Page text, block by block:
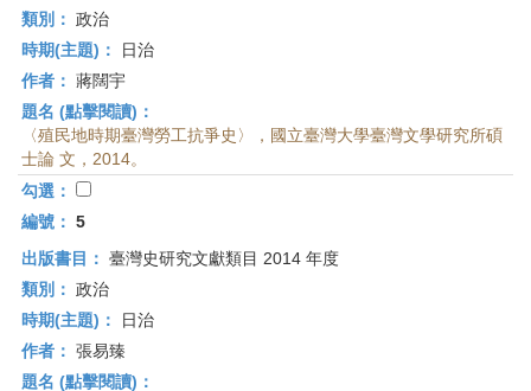
類別： 政治
時期(主題)：
日治
作者： 蔣闊宇
題名 (點擊閱讀)：
〈殖民地時期臺灣勞工抗爭史〉，國立臺灣大學臺灣文學研究所碩
士論 文，2014。
勾選：
編號： 5
出版書目： 臺灣史研究文獻類目 2014 年度
類別： 政治
時期(主題)：
日治
作者： 張易臻
題名 (點擊閱讀)：